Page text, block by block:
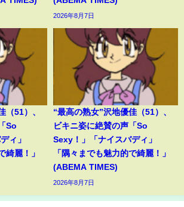
2026年8月7日
（51）、
So
ィ」
綺麗！」
“最高の熟女”沢地優佳（51）、
ビキニ姿に絶賛の声「So
Sexy！」「ナイスバディ」
「隅々までも魅力的で綺麗！」
(ABEMA TIMES)
2026年8月7日